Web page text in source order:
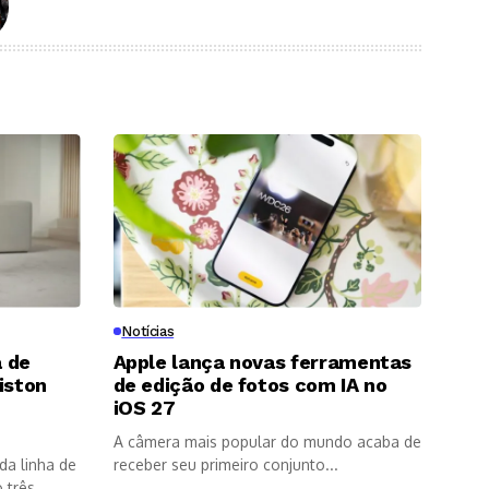
de
linha de
Notícias
Apple lança novas ferramentas
de edição de fotos com IA no
iOS 27
A câmera mais popular do mundo acaba de
receber seu primeiro conjunto...